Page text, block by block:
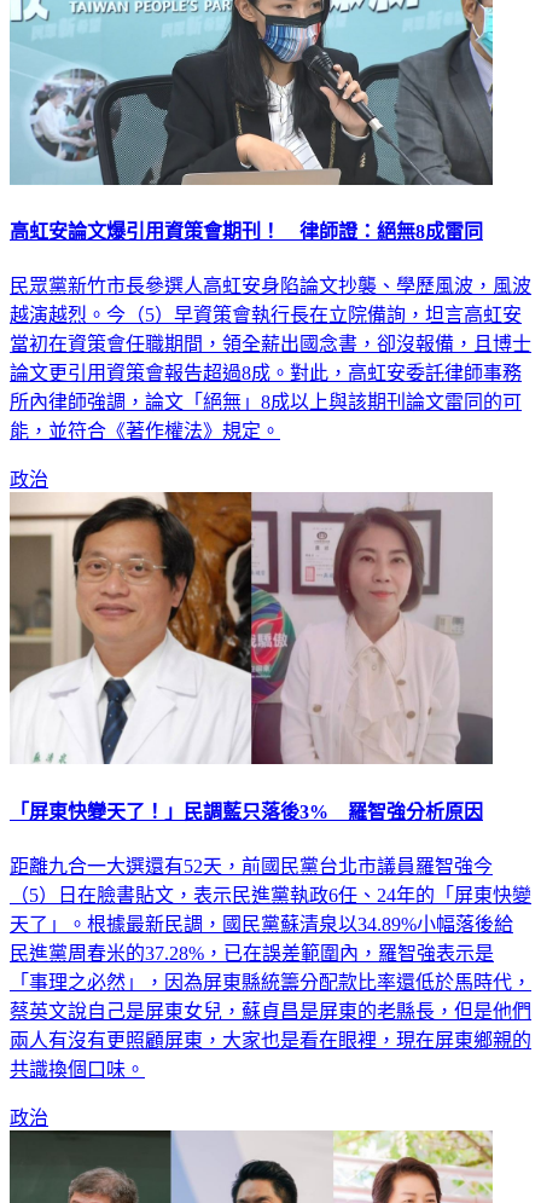
高虹安論文爆引用資策會期刊！ 律師證：絕無8成雷同
民眾黨新竹市長參選人高虹安身陷論文抄襲、學歷風波，風波
越演越烈。今（5）早資策會執行長在立院備詢，坦言高虹安
當初在資策會任職期間，領全薪出國念書，卻沒報備，且博士
論文更引用資策會報告超過8成。對此，高虹安委託律師事務
所內律師強調，論文「絕無」8成以上與該期刊論文雷同的可
能，並符合《著作權法》規定。
政治
「屏東快變天了！」民調藍只落後3% 羅智強分析原因
距離九合一大選還有52天，前國民黨台北市議員羅智強今
（5）日在臉書貼文，表示民進黨執政6任、24年的「屏東快變
天了」。根據最新民調，國民黨蘇清泉以34.89%小幅落後給
民進黨周春米的37.28%，已在誤差範圍內，羅智強表示是
「事理之必然」，因為屏東縣統籌分配款比率還低於馬時代，
蔡英文說自己是屏東女兒，蘇貞昌是屏東的老縣長，但是他們
兩人有沒有更照顧屏東，大家也是看在眼裡，現在屏東鄉親的
共識換個口味。
政治